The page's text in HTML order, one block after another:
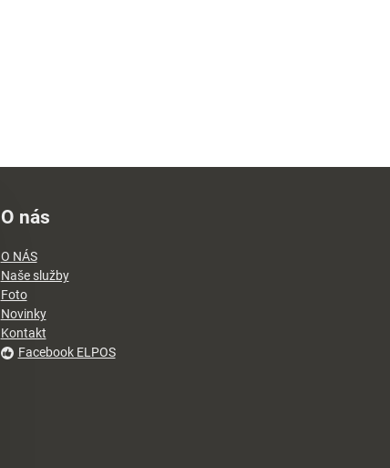
O nás
O NÁS
Naše služby
Foto
Novinky
Kontakt
Facebook ELPOS